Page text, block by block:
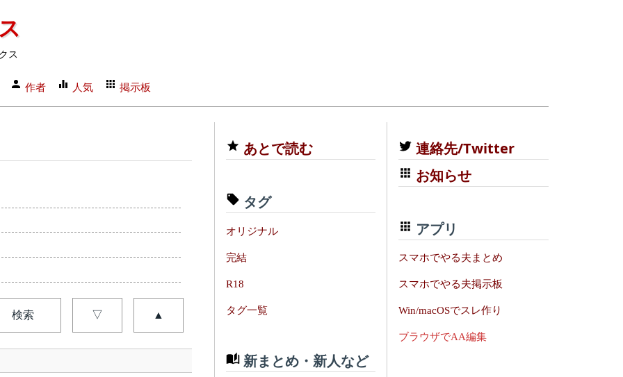
ス
作者 人気 掲示板
検索 ▽ ▲
あとで読む
タグ
オリジナル
完結
R18
タグ一覧
新まとめ・新人など
連絡先/Twitter
お知らせ
アプリ
スマホでやる夫まとめ
スマホでやる夫掲示板
Win/macOSでスレ作り
ブラウザでAA編集